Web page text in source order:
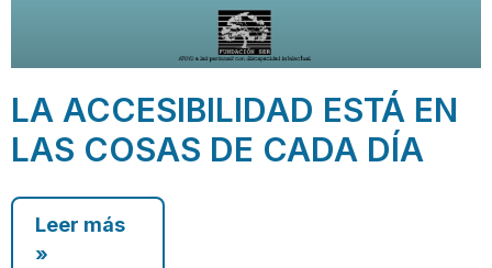
LA ACCESIBILIDAD ESTÁ EN
LAS COSAS DE CADA DÍA
Leer más
»